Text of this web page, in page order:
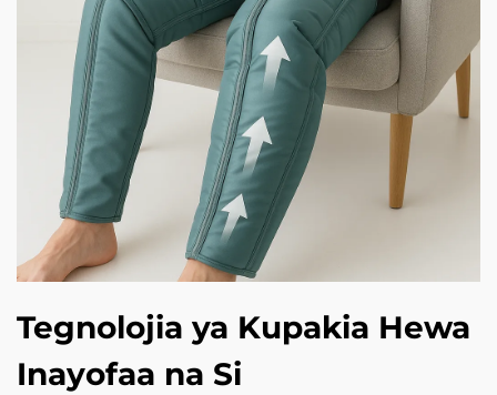
Tegnolojia ya Kupakia Hewa
Inayofaa na Si